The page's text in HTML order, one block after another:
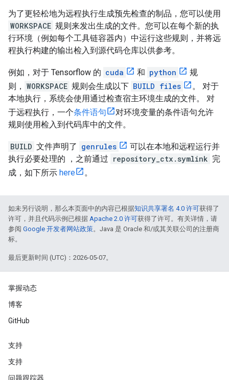
为了更轻松地为远程执行生成预先检查的制品，您可以使用
WORKSPACE 规则来发出生成的文件。您可以在每个新的执
行环境（例如每个工具链容器内）中运行这些规则，并将远
程执行构建的输出检入到源代码仓库以供参考。
例如，对于 Tensorflow 的 cuda 和 python
规
则， WORKSPACE 规则会生成以下 BUILD files
。 对于
本地执行，系统会使用通过检查宿主环境生成的文件。 对
于远程执行，一个条件语句
对环境变量的条件语句允许
规则使用检入到代码库中的文件。
BUILD 文件声明了 genrules
可以在本地和远程运行并
执行必要处理的 ，之前通过 repository_ctx.symlink 完
成，如下所示 here 。
如未另行说明，那么本页面中的内容已根据知识共享署名 4.0 许可获得了
许可，并且代码示例已根据 Apache 2.0 许可获得了许可。有关详情，请
参阅 Google 开发者网站政策。Java 是 Oracle 和/或其关联公司的注册商
标。
最后更新时间 (UTC)：2026-05-07。
掌握动态
博客
GitHub
支持
支持
问题跟踪器